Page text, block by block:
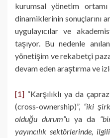
kurumsal yönetim
dinamiklerinin sonuçlarını
uygulayıcılar ve
taşıyor. Bu nedenle
yönetişim ve rekabetçi
devam eden araştırma ve
[1] “Karşılıklı ya da
(cross-ownership)”, “iki
olduğu durum”u ya da
yayıncılık sektörlerinde,